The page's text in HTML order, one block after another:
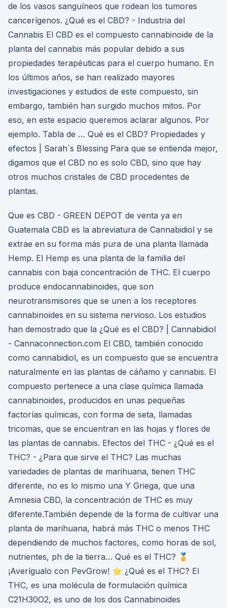
de los vasos sanguíneos que rodean los tumores
cancerígenos. ¿Qué es el CBD? - Industria del
Cannabis El CBD es el compuesto cannabinoide de la
planta del cannabis más popular debido a sus
propiedades terapéuticas para el cuerpo humano. En
los últimos años, se han realizado mayores
investigaciones y estudios de este compuesto, sin
embargo, también han surgido muchos mitos. Por
eso, en este espacio queremos aclarar algunos. Por
ejemplo. Tabla de … Qué es el CBD? Propiedades y
efectos | Sarah´s Blessing Para que se entienda mejor,
digamos que el CBD no es solo CBD, sino que hay
otros muchos cristales de CBD procedentes de
plantas.
Que es CBD - GREEN DEPOT de venta ya en
Guatemala CBD es la abreviatura de Cannabidiol y se
extrae en su forma más pura de una planta llamada
Hemp. El Hemp es una planta de la familia del
cannabis con baja concentración de THC. El cuerpo
produce endocannabinoides, que son
neurotransmisores que se unen a los receptores
cannabinoides en su sistema nervioso. Los estudios
han demostrado que la ¿Qué es el CBD? | Cannabidiol
- Cannaconnection.com El CBD, también conocido
como cannabidiol, es un compuesto que se encuentra
naturalmente en las plantas de cáñamo y cannabis. El
compuesto pertenece a una clase química llamada
cannabinoides, producidos en unas pequeñas
factorías químicas, con forma de seta, llamadas
tricomas, que se encuentran en las hojas y flores de
las plantas de cannabis. Efectos del THC - ¿Qué es el
THC? - ¿Para que sirve el THC? Las muchas
variedades de plantas de marihuana, tienen THC
diferente, no es lo mismo una Y Griega, que una
Amnesia CBD, la concentración de THC es muy
diferente.También depende de la forma de cultivar una
planta de marihuana, habrá más THC o menos THC
dependiendo de muchos factores, como horas de sol,
nutrientes, ph de la tierra… Qué es el THC? 🥇
¡Averígualo con PevGrow! ⭐ ¿Qué es el THC? El
THC, es una molécula de formulación química
C21H30O2, es uno de los dos Cannabinoides